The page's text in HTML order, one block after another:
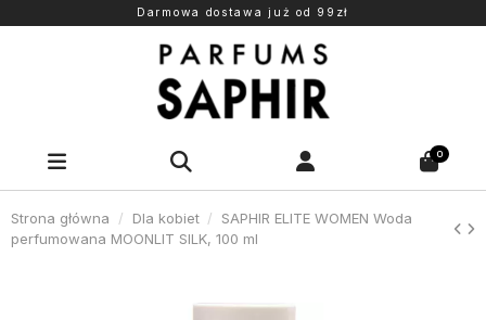
Darmowa dostawa już od 99zł
0
Strona główna Dla kobiet
SAPHIR ELITE WOMEN Woda
perfumowana MOONLIT SILK, 100 ml